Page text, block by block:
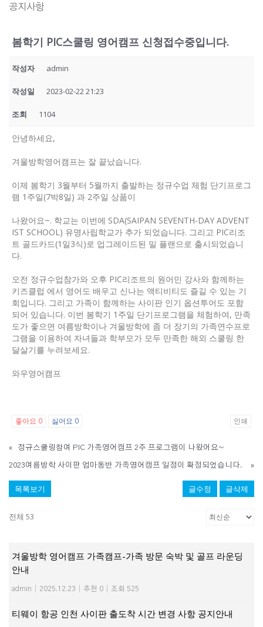
공지사항
봄학기 PIC스쿨링 영어캠프 신청접수중입니다.
작성자 admin
작성일 2023-02-22 21:23
조회 1104
안녕하세요,
겨울방학영어캠프는 잘 끝났습니다.
이제 봄학기 3월부터 5월까지 출발하는 정규수업 체험 단기프로그
램 1주일(7박8일) 과 2주일 상품이
나왔어요~. 학교는 이번에 SDA(SAIPAN SEVENTH-DAY ADVENT
IST SCHOOL) 유명사립학교가 추가 되었습니다. 그리고 PIC리조
트 골드카드(1일3식)로 업그레이드된 밀 플랜으로 출시되었습니
다.
오전 정규수업참가와 오후 PIC리조트의 원어민 강사와 함께하는
키즈클럽 에서 영어도 배우고 신나는 액티비티도 즐길 수 있는 기
회입니다. 그리고 가족이 함께하는 사이판 인기 옵션투어도 포함
되어 있습니다. 이번 봄학기 1주일 단기프로그램을 체험하여, 만족
도가 좋으면 여름방학이나 겨울방학에 좀 더 장기의 가족연수프로
그램을 이용하여 자녀들과 학부모가 모두 만족한 해외 스쿨링 한
달살기를 누려보세요.
와우영어캠프
좋아요 0 싫어요 0 인쇄
« 정규스쿨링참여 PIC 가족영어캠프 2주 프로그램이 나왔어요~
2023여름방학 사이판 엄마동반 가족영어캠프 일정이 확정되었습니다. »
목록보기 글수정 글삭제
전체 53
겨울방학 영어캠프 가족캠프-가족 방문 숙박 및 골프 라운딩
안내
admin 2025.12.23 추천 0 조회 525
티웨이 항공 인천 사이판 출도착 시간 변경 사항 공지안내